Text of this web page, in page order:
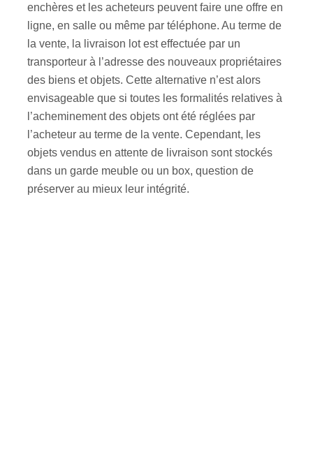
enchères et les acheteurs peuvent faire une offre en
ligne, en salle ou même par téléphone. Au terme de
la vente, la livraison lot est effectuée par un
transporteur à l’adresse des nouveaux propriétaires
des biens et objets. Cette alternative n’est alors
envisageable que si toutes les formalités relatives à
l’acheminement des objets ont été réglées par
l’acheteur au terme de la vente. Cependant, les
objets vendus en attente de livraison sont stockés
dans un garde meuble ou un box, question de
préserver au mieux leur intégrité.